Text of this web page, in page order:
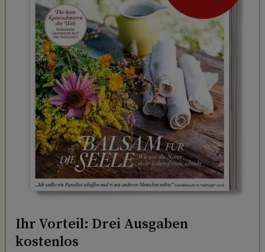
Ihr Vorteil: Drei Ausgaben
kostenlos